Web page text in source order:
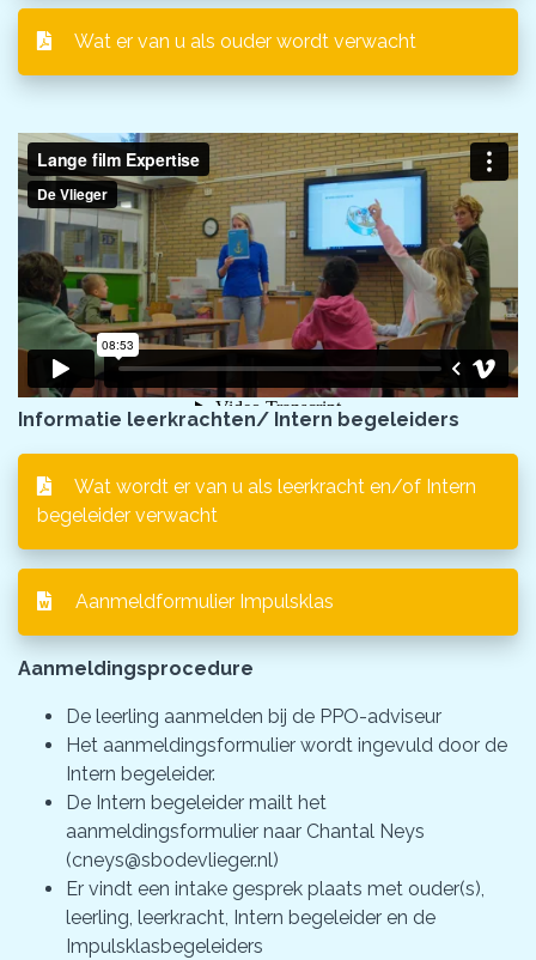
Wat er van u als ouder wordt verwacht
Informatie leerkrachten/ Intern begeleiders
Wat wordt er van u als leerkracht en/of Intern
begeleider verwacht
Aanmeldformulier Impulsklas
Aanmeldingsprocedure
De leerling aanmelden bij de PPO-adviseur
Het aanmeldingsformulier wordt ingevuld door de
Intern begeleider.
De Intern begeleider mailt het
aanmeldingsformulier naar Chantal Neys
(cneys@sbodevlieger.nl)
Er vindt een intake gesprek plaats met ouder(s),
leerling, leerkracht, Intern begeleider en de
Impulsklasbegeleiders